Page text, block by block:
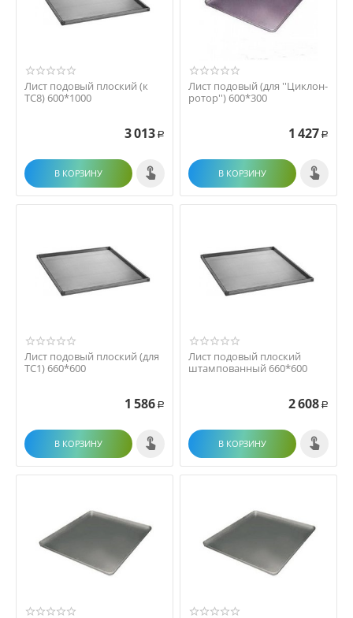
Лист подовый плоский (к
ТС8) 600*1000
3 013 Р
В КОРЗИНУ
Лист подовый (для ''Циклон-
ротор'') 600*300
1 427 Р
В КОРЗИНУ
Лист подовый плоский (для
ТС1) 660*600
1 586 Р
В КОРЗИНУ
Лист подовый плоский
штампованный 660*600
2 608 Р
В КОРЗИНУ